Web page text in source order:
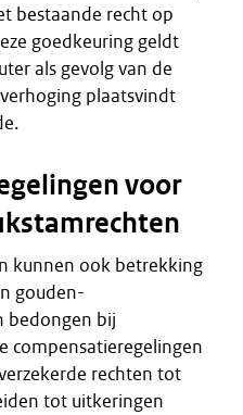
bestaande recht op
goedkeuring geldt
als gevolg van de
plaatsvindt
voor
kunnen ook betrekking
gouden-
bedongen bij
compensatieregelingen
rechten tot
tot uitkeringen